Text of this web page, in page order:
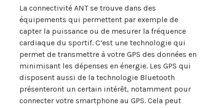
La connectivité ANT se trouve dans des
équipements qui permettent par exemple de
capter la puissance ou de mesurer la fréquence
cardiaque du sportif. C’est une technologie qui
permet de transmettre à votre GPS des données en
minimisant les dépenses en énergie. Les GPS qui
disposent aussi de la technologie Bluetooth
présenteront un certain intérêt, notamment pour
connecter votre smartphone au GPS. Cela peut